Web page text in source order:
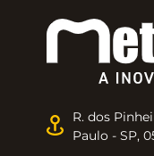
R. dos
Paulo - SP,